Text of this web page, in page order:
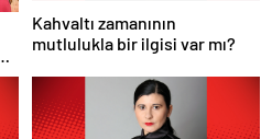
Kahvaltı zamanının
mutlulukla bir ilgisi var mı?